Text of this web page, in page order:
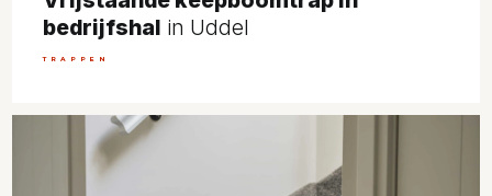
bedrijfshal in Uddel
TRAPPEN